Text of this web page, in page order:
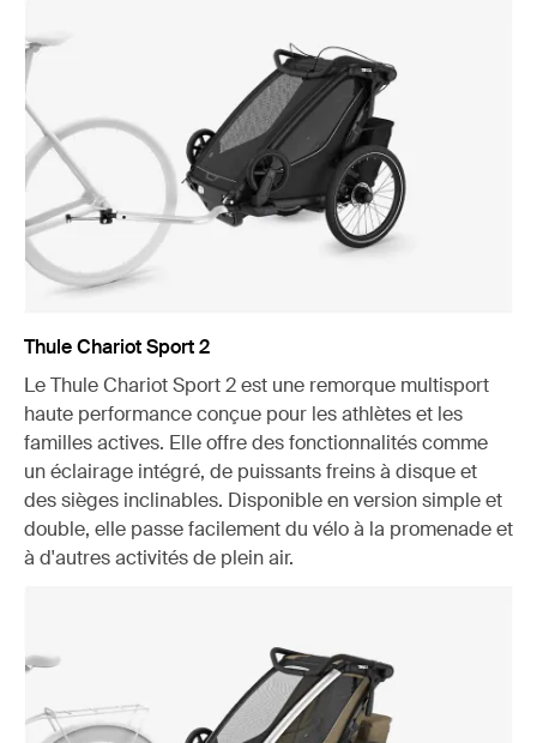
Thule Chariot Sport 2
Le Thule Chariot Sport 2 est une remorque multisport
haute performance conçue pour les athlètes et les
familles actives. Elle offre des fonctionnalités comme
un éclairage intégré, de puissants freins à disque et
des sièges inclinables. Disponible en version simple et
double, elle passe facilement du vélo à la promenade et
à d'autres activités de plein air.